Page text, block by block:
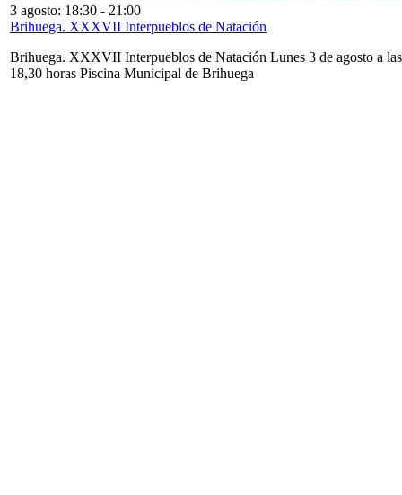
3 agosto: 18:30 - 21:00
Brihuega. XXXVII Interpueblos de Natación
Brihuega. XXXVII Interpueblos de Natación Lunes 3 de agosto a las
18,30 horas Piscina Municipal de Brihuega